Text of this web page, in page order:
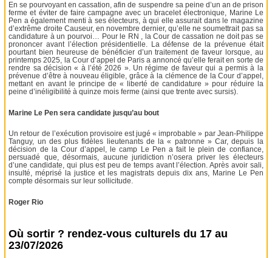
En se pourvoyant en cassation, afin de suspendre sa peine d’un an de prison
ferme et éviter de faire campagne avec un bracelet électronique, Marine Le
Pen a également menti à ses électeurs, à qui elle assurait dans le magazine
d’extrême droite Causeur, en novembre dernier, qu’elle ne soumettrait pas sa
candidature à un pourvoi… Pour le RN , la Cour de cassation ne doit pas se
prononcer avant l’élection présidentielle. La défense de la prévenue était
pourtant bien heureuse de bénéficier d’un traitement de faveur lorsque, au
printemps 2025, la Cour d’appel de Paris a annoncé qu’elle ferait en sorte de
rendre sa décision « à l’été 2026 ». Un régime de faveur qui a permis à la
prévenue d’être à nouveau éligible, grâce à la clémence de la Cour d’appel,
mettant en avant le principe de « liberté de candidature » pour réduire la
peine d’inéligibilité à quinze mois ferme (ainsi que trente avec sursis).
Marine Le Pen sera candidate jusqu’au bout
Un retour de l’exécution provisoire est jugé « improbable » par Jean-Philippe
Tanguy, un des plus fidèles lieutenants de la « patronne » Car, depuis la
décision de la Cour d’appel, le camp Le Pen a fait le plein de confiance,
persuadé que, désormais, aucune juridiction n’osera priver les électeurs
d’une candidate, qui plus est peu de temps avant l’élection. Après avoir sali,
insulté, méprisé la justice et les magistrats depuis dix ans, Marine Le Pen
compte désormais sur leur sollicitude.
Roger Rio
Où sortir ? rendez-vous culturels du 17 au
23/07/2026